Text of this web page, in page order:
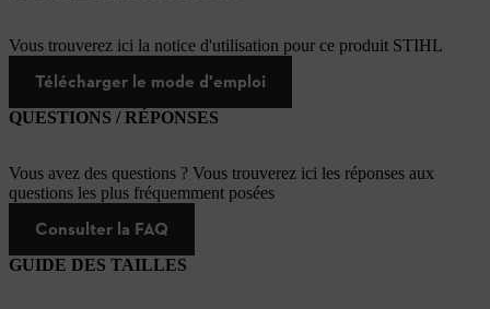
Vous trouverez ici la notice d'utilisation pour ce produit STIHL
Télécharger le mode d'emploi
QUESTIONS / RÉPONSES
Vous avez des questions ? Vous trouverez ici les réponses aux
questions les plus fréquemment posées
Consulter la FAQ
GUIDE DES TAILLES